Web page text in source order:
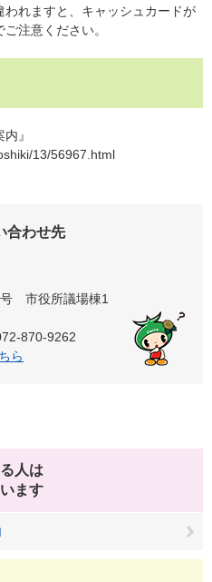
れますと、キャッシュカードが
注意ください。
』
13/56967.html​
合わせ先
市役所議場棟1
870-9262
ら
人は
ます